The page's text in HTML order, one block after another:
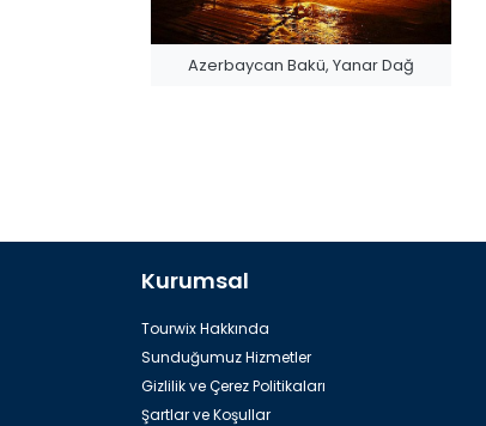
Azerbaycan Bakü, Yanar Dağ
Kurumsal
Tourwix Hakkında
Sunduğumuz Hizmetler
Gizlilik ve Çerez Politikaları
Şartlar ve Koşullar